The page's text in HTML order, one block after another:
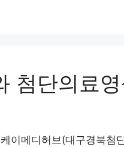
첨단의료
메디허브(대구경북첨